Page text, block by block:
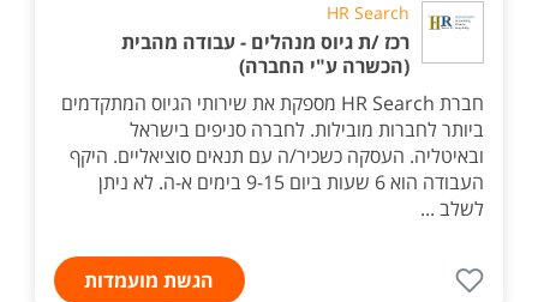
HR Search
רכז /ת גיוס מנהלים - עבודה מהבית
(הכשרה ע"י החברה)
חברת HR Search מספקת את שירותי הגיוס המתקדמים
ביותר לחברות מובילות. לחברה סניפים בישראל
ובאיטליה. העסקה כשכיר/ה עם תנאים סוציאליים. היקף
העבודה הוא 6 שעות ביום 9-15 בימים א-ה. לא ניתן
לשלב ...
הגשת מועמדות